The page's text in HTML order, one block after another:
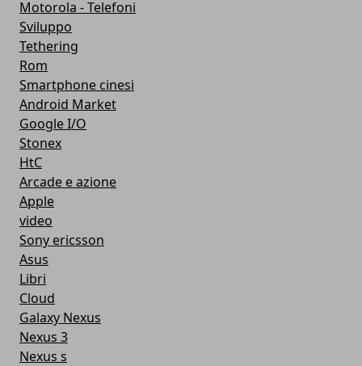
Motorola - Telefoni
Sviluppo
Tethering
Rom
Smartphone cinesi
Android Market
Google I/O
Stonex
HtC
Arcade e azione
Apple
video
Sony ericsson
Asus
Libri
Cloud
Galaxy Nexus
Nexus 3
Nexus s